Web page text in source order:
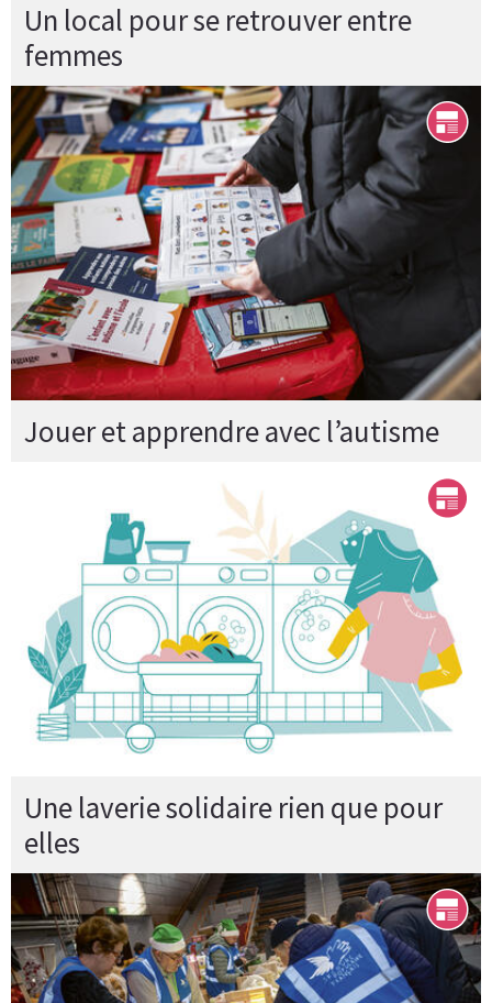
Un local pour se retrouver entre
femmes
Jouer et apprendre avec l’autisme
Une laverie solidaire rien que pour
elles